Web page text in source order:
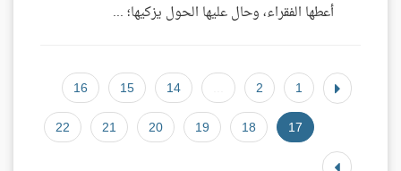
أعطها الفقراء، وحال عليها الحول يزكيها؛ ...
1
2
14
15
16
17
18
19
20
21
22